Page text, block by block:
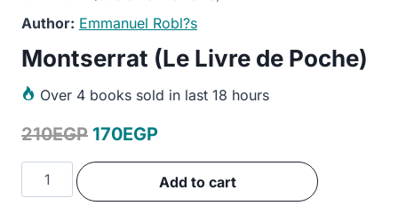
Emmanuel Robl?s
Montserrat (Le Livre de Poche)
Over 4 books sold in last 18 hours
210EGP Original
price
170EGPCurrent
price
is:
Montserrat
(Le
Add to cart